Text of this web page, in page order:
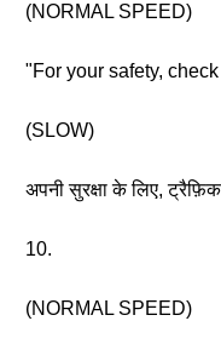
(NORMAL SPEED)
"For your safety,
(SLOW)
अपनी सुरक्षा के लिए,
10.
(NORMAL SPEED)